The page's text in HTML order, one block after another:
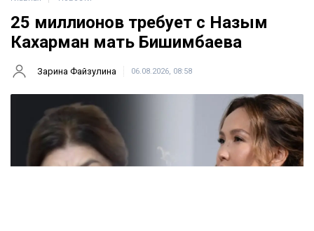
Новости
25 миллионов требует с Назым